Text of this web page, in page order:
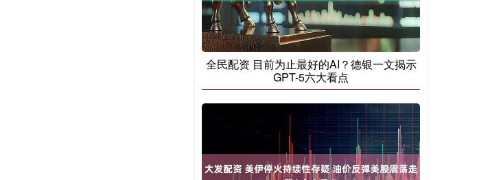
全民配资 目前为止最好的AI？德银一文揭示
GPT-5六大看点